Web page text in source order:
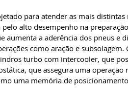
para atender as mais
alto desempenho na
aumenta a aderência dos pneus e
como aração e
turbo com intercooler, que
que assegura uma
uma memória de